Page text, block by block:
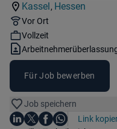
Standorte:
Kassel,
Region:
Hessen
Remote Option:
Vor Ort
Workhours:
Vollzeit
Vertragsart:
Für Job bewerben
Job speichern
Teile diesen Job
Auf LinkedIn teilen
Auf X teilen
Auf Facebook teilen
Auf WhatsApp
Link